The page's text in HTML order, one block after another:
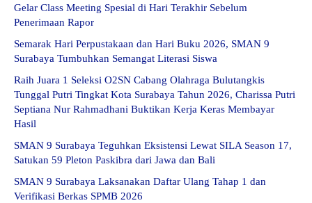
Gelar Class Meeting Spesial di Hari Terakhir Sebelum
Penerimaan Rapor
Semarak Hari Perpustakaan dan Hari Buku 2026, SMAN 9
Surabaya Tumbuhkan Semangat Literasi Siswa
Raih Juara 1 Seleksi O2SN Cabang Olahraga Bulutangkis
Tunggal Putri Tingkat Kota Surabaya Tahun 2026, Charissa Putri
Septiana Nur Rahmadhani Buktikan Kerja Keras Membayar
Hasil
SMAN 9 Surabaya Teguhkan Eksistensi Lewat SILA Season 17,
Satukan 59 Pleton Paskibra dari Jawa dan Bali
SMAN 9 Surabaya Laksanakan Daftar Ulang Tahap 1 dan
Verifikasi Berkas SPMB 2026